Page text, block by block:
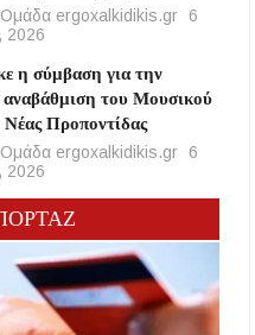
Ομάδα ergoxalkidikis.gr
6
2026
η σύμβαση για την
αναβάθμιση του Μουσικού
Προποντίδας
Ομάδα ergoxalkidikis.gr
6
2026